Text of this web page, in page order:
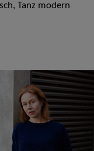
Tanz modern